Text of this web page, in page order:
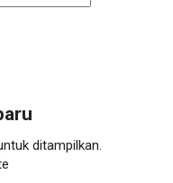
ditampilkan.